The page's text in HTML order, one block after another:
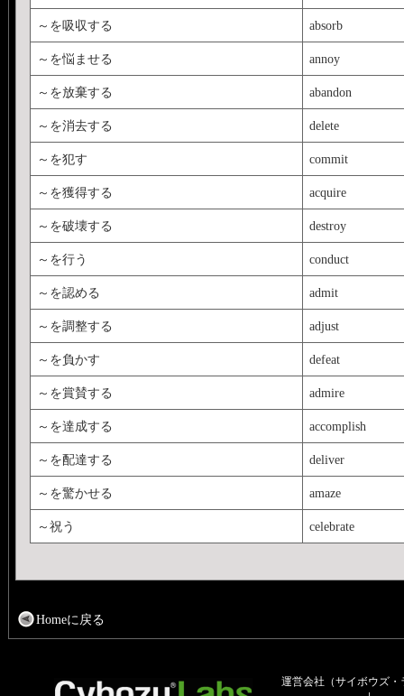
～を吸収する absorb
～を悩ませる annoy
～を放棄する abandon
～を消去する delete
～を犯す commit
～を獲得する acquire
～を破壊する destroy
～を行う conduct
～を認める admit
～を調整する adjust
～を負かす defeat
～を賞賛する admire
～を達成する accomplish
～を配達する deliver
～を驚かせる amaze
～祝う celebrate
Homeに戻る
運営会社（サイボウズ・